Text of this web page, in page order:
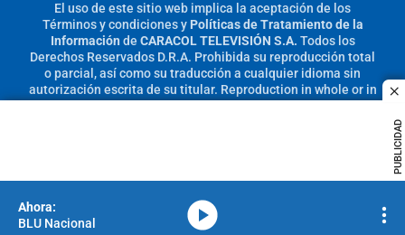
PUBLICIDAD
El uso de este sitio web implica la aceptación de los
Términos y condicionesy Políticas de Tratamiento de la
Información de CARACOL TELEVISIÓN S.A. Todos los
Derechos Reservados D.R.A. Prohibida su reproducción total
o parcial, así como su traducción a cualquier idioma sin
autorización escrita de su titular. Reproduction in whole or in
BLU Nacional